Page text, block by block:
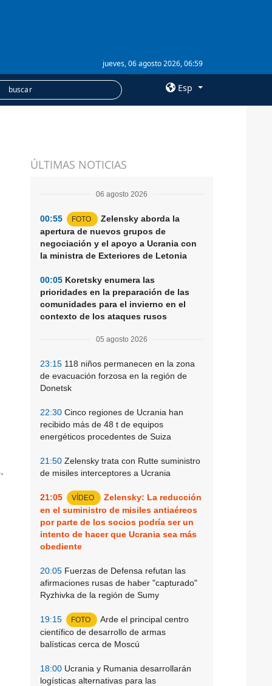
jueves, 06 agosto 2026, 06:59
Esp
Suscripción
ÚLTIMAS NOTICIAS
06 agosto 2026
00:55 FOTO
Zelensky aborda la
apertura de nuevos grupos de
negociación y el apoyo a Ucrania con
la ministra de Exteriores de Letonia
00:05 Koretsky enumera las
prioridades en la preparación de las
comunidades para el invierno en el
contexto de los ataques rusos
05 agosto 2026
23:15 118 niños permanecen en la zona
de evacuación forzosa en la región de
Donetsk
22:30 Cinco regiones de Ucrania han
recibido más de 48 t de equipos
energéticos procedentes de Suiza
21:50 Zelensky trata con Rutte suministro
de misiles interceptores a Ucrania
21:05 VÍDEO
Zelensky: La reducción
en el suministro de misiles antiaéreos
por parte de los socios podría ser un
intento de hacer que Ucrania sea más
obediente
20:05 Fuerzas de Defensa refutan las
afirmaciones rusas de haber "capturado"
Ryzhivka de la región de Sumy
19:15 FOTO
Arde el principal centro
científico de desarrollo de armas
balísticas cerca de Moscú
18:00 Ucrania y Rumania desarrollarán
logísticas alternativas para las